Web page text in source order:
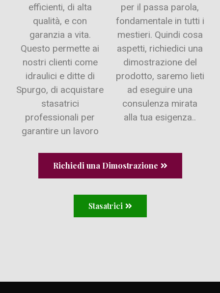
efficienti, di alta
qualità, e con
garanzia a vita.
Questo permette ai
nostri clienti come
idraulici e ditte di
Spurgo, di acquistare
stasatrici
professionali per
garantire un lavoro
per il passa parola,
fondamentale in tutti i
mestieri. Quindi cosa
aspetti, richiedici una
dimostrazione del
prodotto, saremo lieti
ad eseguire una
consulenza mirata
alla tua esigenza..
Richiedi una Dimostrazione
Stasatrici